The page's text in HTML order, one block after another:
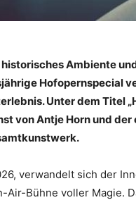
Ambiente
Hofopernspecial
Unter dem Titel
von Antje Horn und der
verwandelt sich der
Air-Bühne voller Magie.